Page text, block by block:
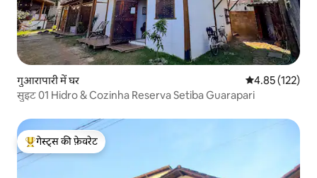
गुआरापारी में घर औसत रेटिंग 5 में से
4.85 (122)
सुइट 01 Hidro & Cozinha Reserva Setiba Guarapari
गेस्ट्स का टॉप फ़ेवरेट
गेस्ट्स की फ़ेवरेट